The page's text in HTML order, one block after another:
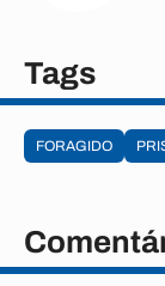
Tags
FORAGIDO